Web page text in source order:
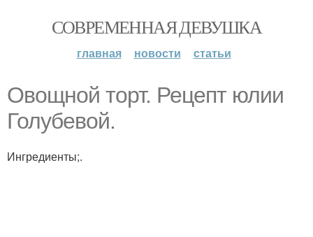
СОВРЕМЕННАЯ ДЕВУШКА
главная новости статьи
Овощной торт. Рецепт юлии
Голубевой.
Ингредиенты;.